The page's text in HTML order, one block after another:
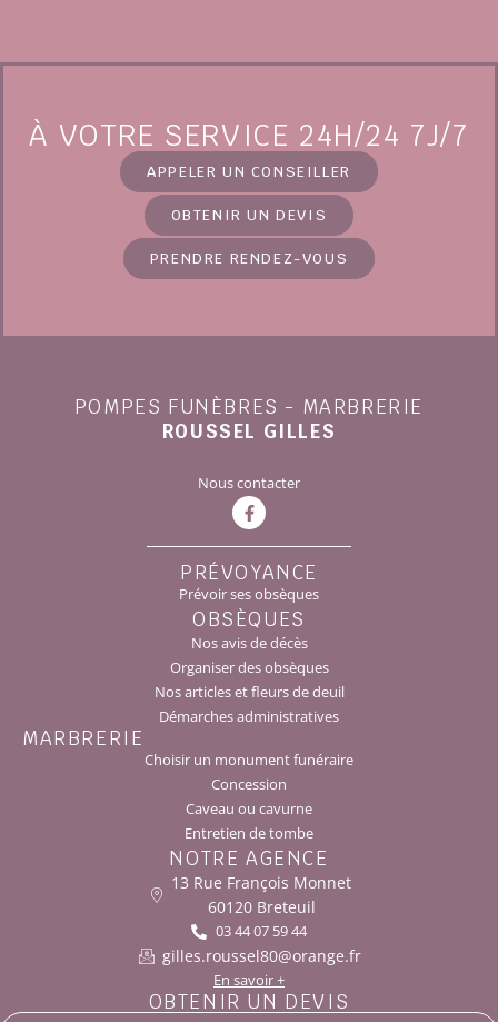
À VOTRE SERVICE 24H/24 7J/7
APPELER UN CONSEILLER
OBTENIR UN DEVIS
PRENDRE RENDEZ-VOUS
POMPES FUNÈBRES - MARBRERIE
ROUSSEL GILLES
Nous contacter
PRÉVOYANCE
Prévoir ses obsèques
OBSÈQUES
Nos avis de décès
Organiser des obsèques
Nos articles et fleurs de deuil
Démarches administratives
MARBRERIE
Choisir un monument funéraire
Concession
Caveau ou cavurne
Entretien de tombe
NOTRE AGENCE
13 Rue François Monnet
60120 Breteuil
03 44 07 59 44
gilles.roussel80@orange.fr
En savoir +
OBTENIR UN DEVIS